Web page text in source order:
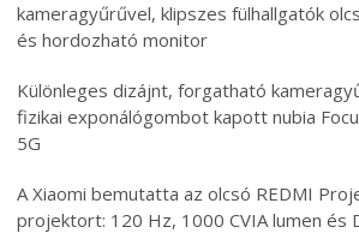
kameragyűrűvel, klipszes fülhallgatók
és hordozható monitor
Különleges dizájnt, forgatható
fizikai exponálógombot kapott nubia
5G
A Xiaomi bemutatta az olcsó REDMI
projektort: 120 Hz, 1000 CVIA lumen és